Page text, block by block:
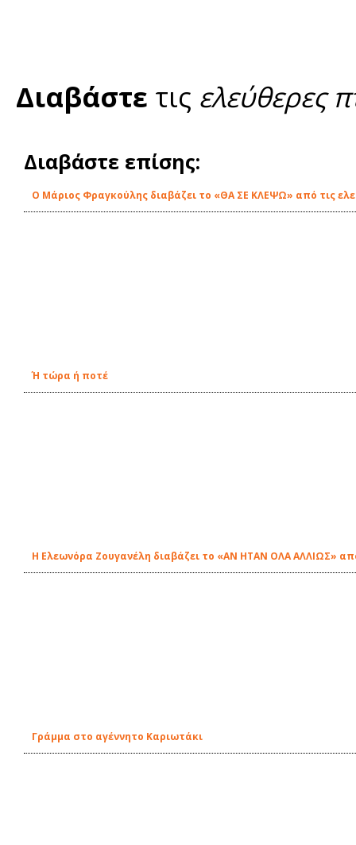
Διαβάστε τις ελεύθερες
Διαβάστε επίσης:
O Μάριος Φραγκούλης διαβάζει το «ΘΑ ΣΕ ΚΛΕΨΩ» από τις
Ή τώρα ή ποτέ
Η Ελεωνόρα Ζουγανέλη διαβάζει το «ΑΝ ΗΤΑΝ ΟΛΑ ΑΛΛΙΩΣ»
Γράμμα στο αγέννητο Καριωτάκι